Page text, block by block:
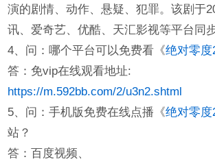
演的剧情、动作、悬疑、犯罪。该剧于
讯、爱奇艺、优酷、天汇影视等平台同
4、问：哪个平台可以免费看《绝对零度
答：免vip在线观看地址:
https://m.592bb.com/2/u3n2.shtml
5、问：手机版免费在线点播《绝对零度
站？
答：百度视频、